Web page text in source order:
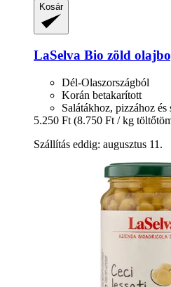
Kosár
LaSelva Bio zöld
Dél-Olaszországból
Korán betakarított
Salátákhoz, pizzához és
5.250 Ft (8.750 Ft / kg
Szállítás eddig: augusztus 11.